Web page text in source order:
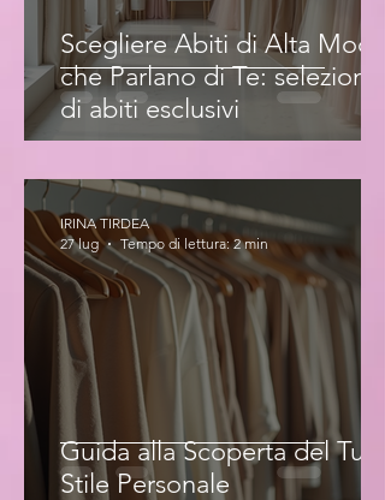
Scegliere Abiti di Alta Moda
che Parlano di Te: selezione
di abiti esclusivi
Guida alla Scoperta del Tuo
Stile Personale
IRINA TIRDEA
27 lug
Tempo di lettura: 2 min